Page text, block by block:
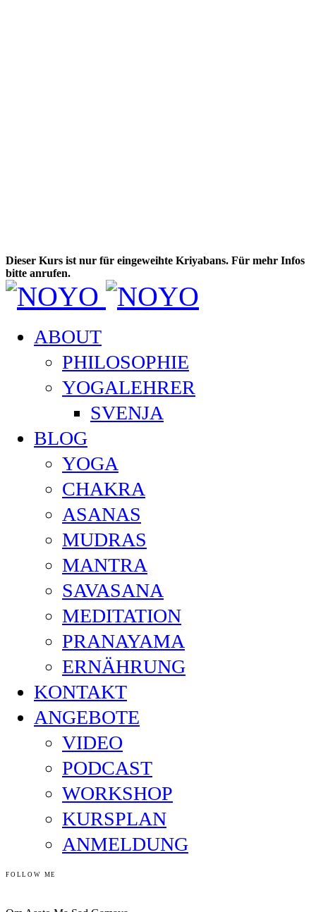
Dieser Kurs ist nur für eingeweihte Kriyabans. Für mehr Infos
bitte anrufen.
ABOUT
PHILOSOPHIE
YOGALEHRER
SVENJA
BLOG
YOGA
CHAKRA
ASANAS
MUDRAS
MANTRA
SAVASANA
MEDITATION
PRANAYAMA
ERNÄHRUNG
KONTAKT
ANGEBOTE
VIDEO
PODCAST
WORKSHOP
KURSPLAN
ANMELDUNG
FOLLOW ME